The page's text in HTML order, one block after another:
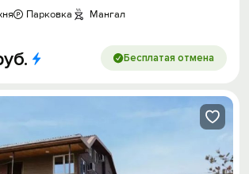
Парковка Мангал
Бесплатая отмена